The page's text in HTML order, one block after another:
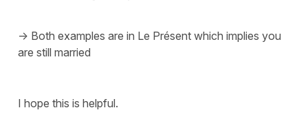
-> Both examples are in Le Présent which implies you
are still married
I hope this is helpful.